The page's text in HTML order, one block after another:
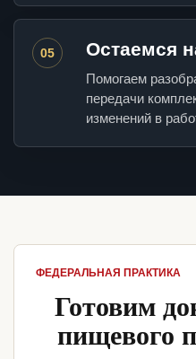
05 Остаемся
Помогаем
передачи
изменений в
ФЕДЕРАЛЬНАЯ ПРАКТИКА
Готовим
пищевого